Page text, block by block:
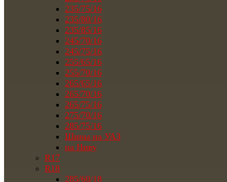
235/75/16
235/80/16
235/85/16
245/70/16
245/75/16
255/65/16
255/70/16
265/65/16
265/70/16
265/75/16
275/70/16
285/75/16
Шины на УАЗ
на Ниву
R17
R18
285/60/18